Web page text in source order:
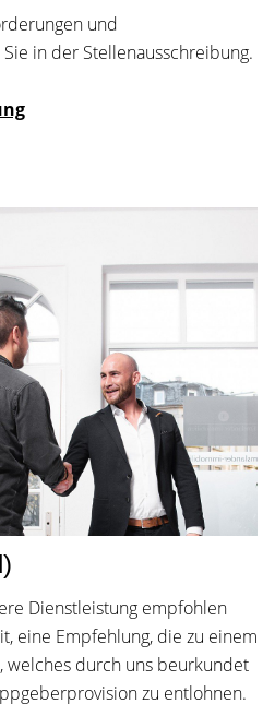
und
in der Stellenausschreibung.
Dienstleistung empfohlen
eine Empfehlung, die zu einem
welches durch uns beurkundet
zu entlohnen.